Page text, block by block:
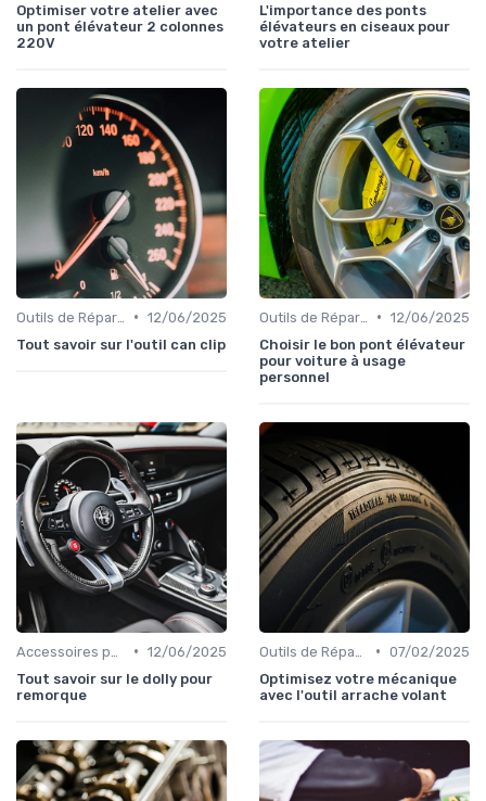
Optimiser votre atelier avec
un pont élévateur 2 colonnes
220V
L'importance des ponts
élévateurs en ciseaux pour
votre atelier
• 12/06/2025
Tout savoir sur l'outil can clip
• 12/06/2025
Choisir le bon pont élévateur
pour voiture à usage
personnel
• 12/06/2025
Tout savoir sur le dolly pour
remorque
• 07/02/2025
Optimisez votre mécanique
avec l'outil arrache volant